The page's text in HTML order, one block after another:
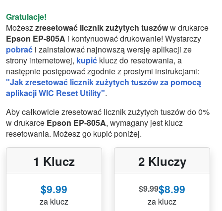
Gratulacje!
Możeszzresetować licznik zużytych tuszóww drukarce
Epson EP-805A i kontynuować drukowanie! Wystarczy
pobrać i zainstalować najnowszą wersję aplikacji ze
strony internetowej, kupić klucz do resetowania, a
następnie postępować zgodnie z prostymi instrukcjami:
"Jak zresetować licznik zużytych tuszów za pomocą
aplikacji WIC Reset Utility".
Aby całkowicie zresetować licznik zużytych tuszów do 0%
w drukarce Epson EP-805A, wymagany jest klucz
resetowania. Możesz go kupić poniżej.
1 Klucz
$9.99
za klucz
2 Kluczy
$9.99$8.99
za klucz